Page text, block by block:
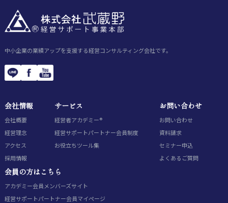
中小企業の業績アップを支援する経営コンサルティング会社です。
会社情報
会社概要
経営理念
アクセス
採用情報
サービス
経営者アカデミー®
経営サポートパートナー会員制度
お役立ちツール集
お問い合わせ
お問い合わせ
資料請求
セミナー申込
よくあるご質問
会員の方はこちら
アカデミー会員 メンバーズサイト
経営サポートパートナー会員マイページ